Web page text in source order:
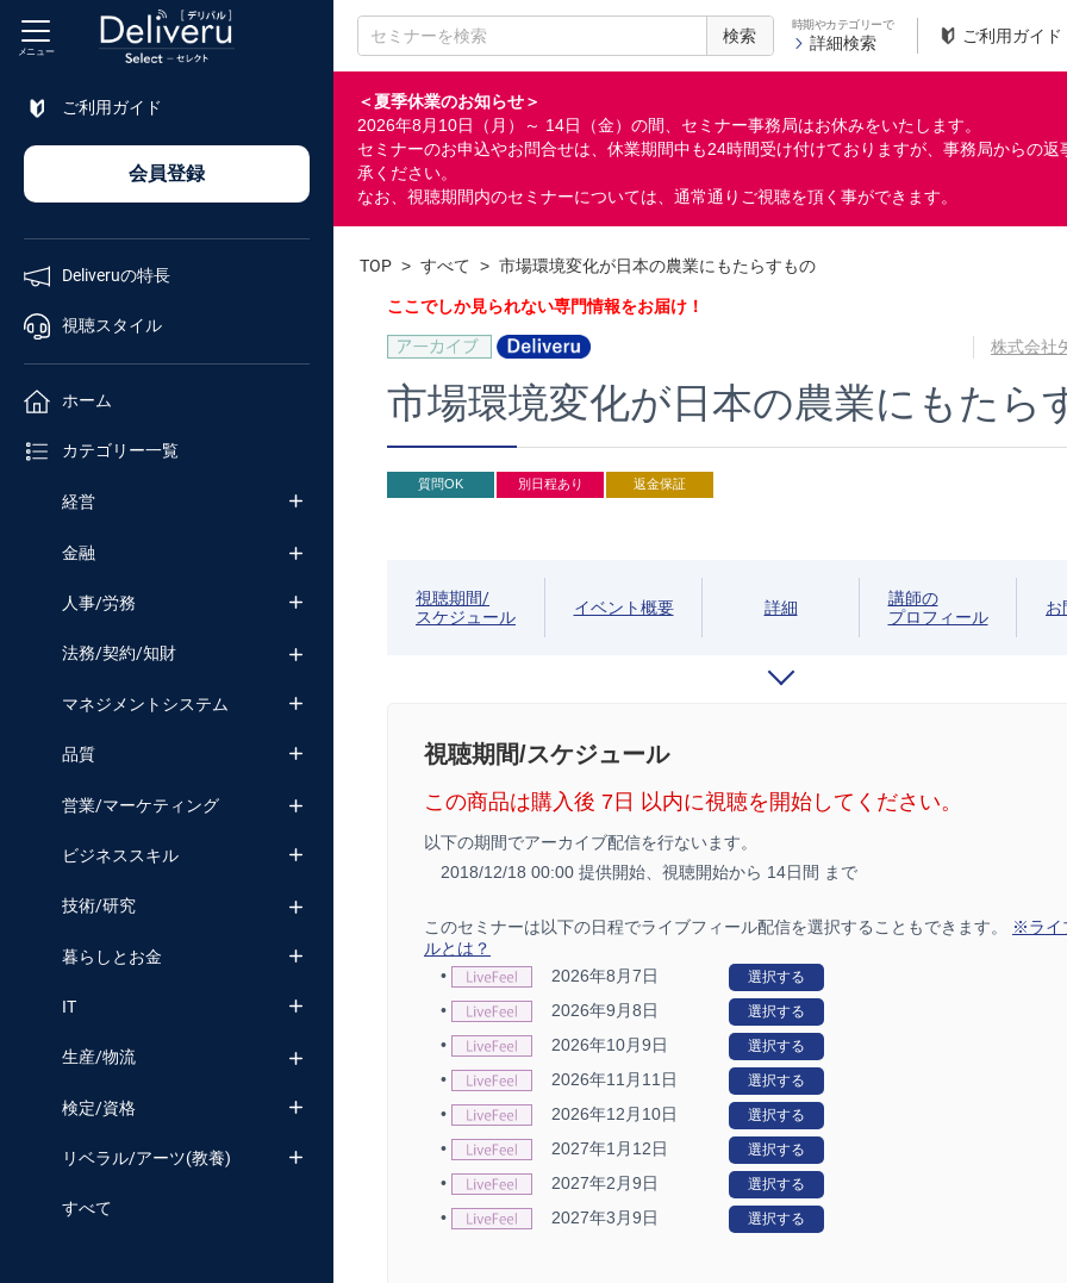
検索
時期やカテゴリーで
詳細検索 ご利用ガイド
＜夏季休業のお知らせ＞
2026年8月10日（月）～ 14日（金）の間、セミナー事務局はお休みをいたします。
セミナーのお申込やお問合せは、休業期間中も24時間受け付けておりますが、事務局からの
承ください。
なお、視聴期間内のセミナーについては、通常通りご視聴を頂く事ができます。
メニュー
ご利用ガイド
会員登録
Deliveruの特長
視聴スタイル
ホーム
カテゴリー一覧
経営
金融
人事/労務
法務/契約/知財
マネジメントシステム
品質
営業/マーケティング
ビジネススキル
技術/研究
暮らしとお金
IT
生産/物流
検定/資格
リベラル/アーツ(教養)
すべて
セミナー
番号検索
TOP > すべて > 市場環境変化が日本の農業にもたらすもの
ここでしか見られない専門情報をお届け！
株式会社
市場環境変化が日本の農業にもたら
質問OK 別日程あり 返金保証
視聴期間/
スケジュール
イベント概要 詳細
講師の
プロフィール
お
視聴期間/スケジュール
この商品は購入後 7日 以内に視聴を開始してください。
以下の期間でアーカイブ配信を行ないます。
2018/12/18 00:00 提供開始、 視聴開始から 14日間 まで
このセミナーは以下の日程でライブフィール配信を選択することもできます。
※ライ
ルとは？
•
2026年8月7日 選択する
• 2026年9月8日 選択する
• 2026年10月9日 選択する
• 2026年11月11日 選択する
• 2026年12月10日 選択する
• 2027年1月12日 選択する
• 2027年2月9日 選択する
• 2027年3月9日 選択する